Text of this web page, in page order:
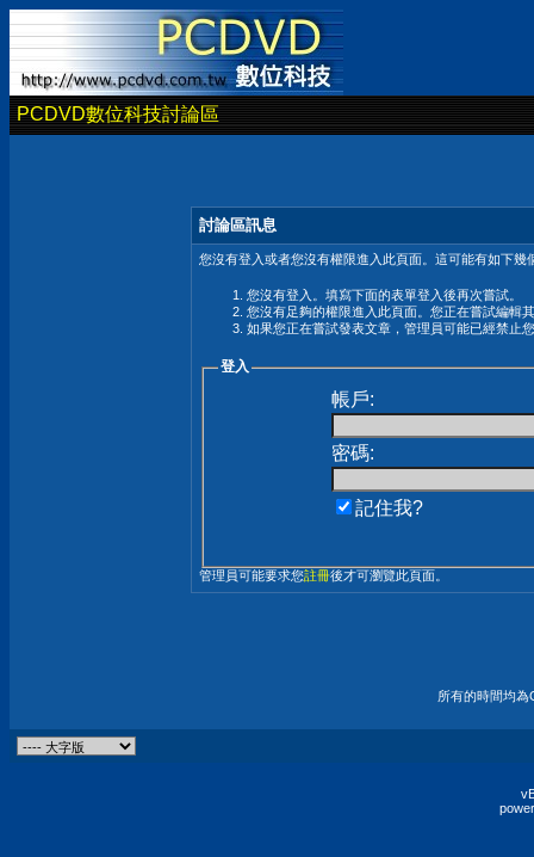
PCDVD數位科技討論區
討論區訊息
您沒有登入或者您沒有權限進入此頁面。這可能有如下幾
您沒有登入。填寫下面的表單登入後再次嘗試。
您沒有足夠的權限進入此頁面。您正在嘗試編輯
如果您正在嘗試發表文章，管理員可能已經禁止
登入
帳戶:
密碼:
記住我?
管理員可能要求您註冊後才可瀏覽此頁面。
所有的時間均為